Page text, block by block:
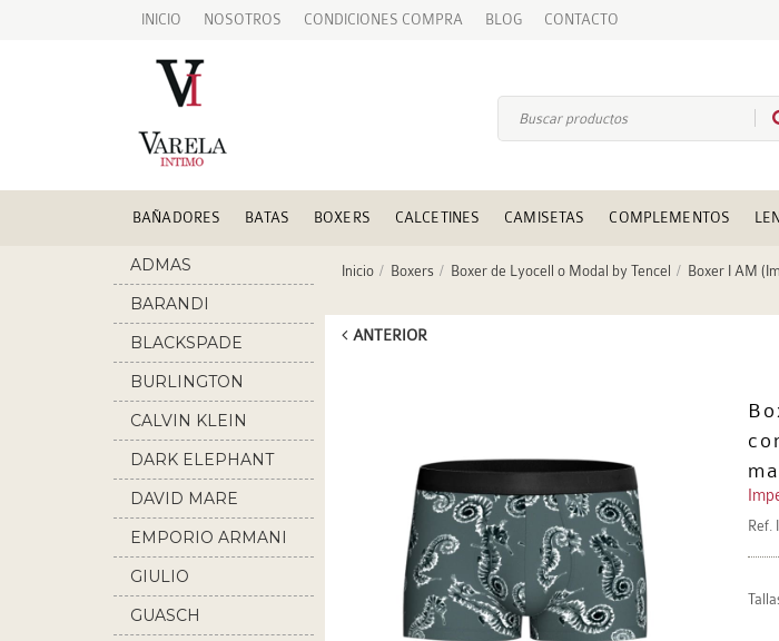
INICIO NOSOTROS CONDICIONES COMPRA BLOG CONTACTO
BAÑADORES BATAS BOXERS CALCETINES CAMISETAS COMPLEMENTOS
ADMAS
BARANDI
BLACKSPADE
BURLINGTON
CALVIN KLEIN
DARK ELEPHANT
DAVID MARE
EMPORIO ARMANI
GIULIO
GUASCH
Inicio Boxers Boxer de Lyocell o Modal by Tencel Boxer I AM
ANTERIOR
Ref.